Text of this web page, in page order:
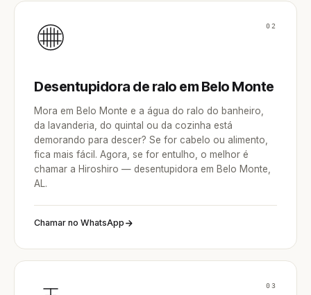
02
Desentupidora de ralo em Belo Monte
Mora em Belo Monte e a água do ralo do banheiro,
da lavanderia, do quintal ou da cozinha está
demorando para descer? Se for cabelo ou alimento,
fica mais fácil. Agora, se for entulho, o melhor é
chamar a Hiroshiro — desentupidora em Belo Monte,
AL.
Chamar no WhatsApp
03